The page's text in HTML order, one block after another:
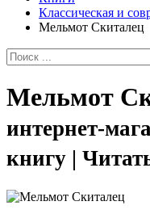
Классическая и
Мельмот Скиталец
Мельмот
интернет-
книгу |